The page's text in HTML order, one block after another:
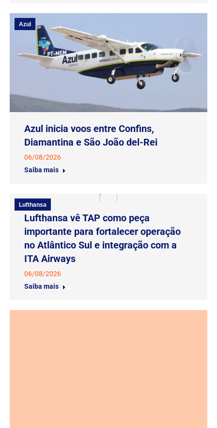
Azul
Azul inicia voos entre Confins,
Diamantina e São João del-Rei
06/08/2026
Saiba mais
Lufthansa
Lufthansa vê TAP como peça
importante para fortalecer operação
no Atlântico Sul e integração com a
ITA Airways
06/08/2026
Saiba mais